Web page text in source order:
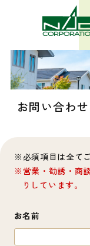
お問い合わせ
必須項目は全て
営業・勧誘・商
りしています。
お名前